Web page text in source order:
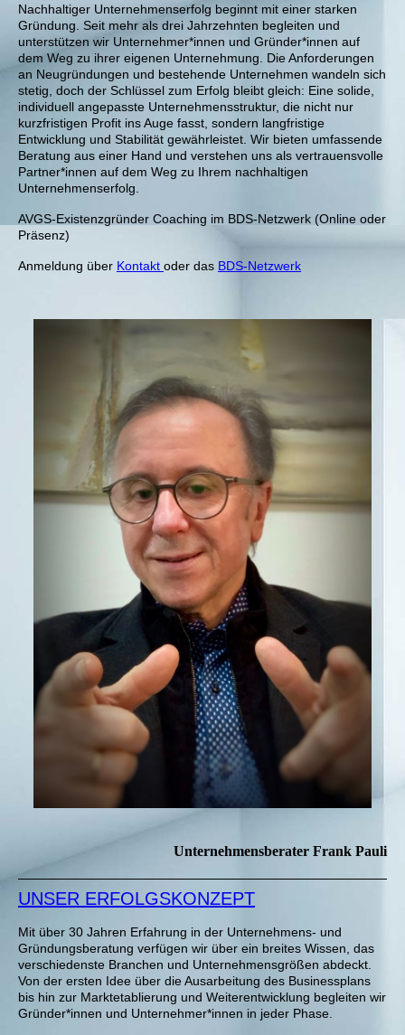
Nachhaltiger Unternehmenserfolg beginnt mit einer starken
Gründung. Seit mehr als drei Jahrzehnten begleiten und
unterstützen wir Unternehmer*innen und Gründer*innen auf
dem Weg zu ihrer eigenen Unternehmung. Die Anforderungen
an Neugründungen und bestehende Unternehmen wandeln sich
stetig, doch der Schlüssel zum Erfolg bleibt gleich: Eine solide,
individuell angepasste Unternehmensstruktur, die nicht nur
kurzfristigen Profit ins Auge fasst, sondern langfristige
Entwicklung und Stabilität gewährleistet. Wir bieten umfassende
Beratung aus einer Hand und verstehen uns als vertrauensvolle
Partner*innen auf dem Weg zu Ihrem nachhaltigen
Unternehmenserfolg.
AVGS-Existenzgründer Coaching im BDS-Netzwerk (Online oder
Präsenz)
Anmeldung über Kontakt oder das BDS-Netzwerk
Unternehmensberater Frank Pauli
UNSER ERFOLGSKONZEPT
Mit über 30 Jahren Erfahrung in der Unternehmens- und
Gründungsberatung verfügen wir über ein breites Wissen, das
verschiedenste Branchen und Unternehmensgrößen abdeckt.
Von der ersten Idee über die Ausarbeitung des Businessplans
bis hin zur Marktetablierung und Weiterentwicklung begleiten wir
Gründer*innen und Unternehmer*innen in jeder Phase.